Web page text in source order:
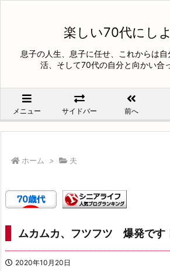
楽しい70代にし
息子の人生、息子に任せ、これからは
活、そして70代の自分と向かい合
メニュー サイドバー 前へ
ホーム > 夫
ムカムカ、フツフツ 爆発です
2020年10月20日